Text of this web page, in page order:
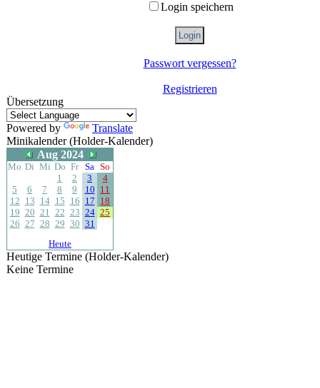
Login speichern
Passwort vergessen?
Registrieren
Übersetzung
Powered by
Translate
Minikalender (Holder-Kalender)
Aug 2024
Mo Di Mi Do Fr Sa So
1
2 3
4
5
6 7 8 9 10 11
12 13 14 15 16 17 18
19 20 21 22 23 24 25
26 27 28 29 30 31
Heute
Heutige Termine (Holder-Kalender)
Keine Termine